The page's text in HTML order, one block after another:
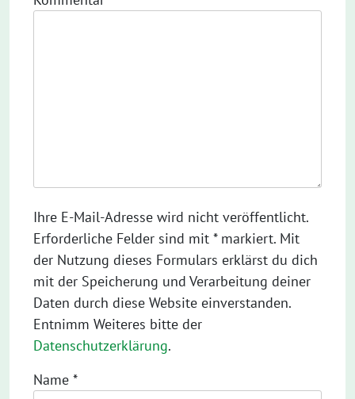
Ihre E-Mail-Adresse wird nicht veröffentlicht.
Erforderliche Felder sind mit * markiert. Mit
der Nutzung dieses Formulars erklärst du dich
mit der Speicherung und Verarbeitung deiner
Daten durch diese Website einverstanden.
Entnimm Weiteres bitte der
Datenschutzerklärung.
Name *